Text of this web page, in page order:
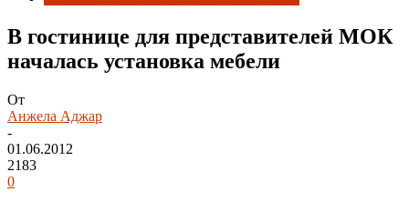
В гостинице для представителей МОК
началась установка мебели
От
Анжела Аджар
-
01.06.2012
2183
0